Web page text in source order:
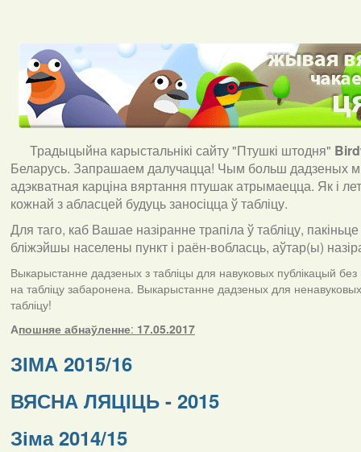
Традыцыйна карыстальнікі сайту "Птушкі штодня"
Беларусь. Запрашаем далучацца! Чым больш дадзеных
адэкватная карціна вяртання птушак атрымаецца. Як і
кожнай з абласцей будуць заносіцца ў табліцу.
Для таго, каб Вашае назіранне трапіла ў табліцу,
бліжэйшы населены пункт і раён-вобласць, аўтар(ы)
Выкарыстанне дадзеных з табліцы для навуковых публікацый без
на табліцу забаронена. Выкарыстанне дадзеных для
табліцу!
Апошняе абнаўленне: 17.05.2017
ЗІМА 2015/16
ВЯСНА ЛЯЦІЦЬ - 2015
Зіма 2014/15